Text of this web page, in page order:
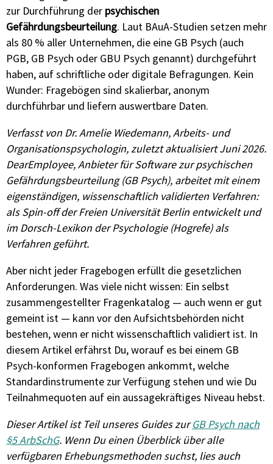
zur Durchführung der psychischen
Gefährdungsbeurteilung. Laut BAuA-Studien setzen mehr
als 80 % aller Unternehmen, die eine GB Psych (auch
PGB, GB Psych oder GBU Psych genannt) durchgeführt
haben, auf schriftliche oder digitale Befragungen. Kein
Wunder: Fragebögen sind skalierbar, anonym
durchführbar und liefern auswertbare Daten.
Verfasst von Dr. Amelie Wiedemann, Arbeits- und
Organisationspsychologin, zuletzt aktualisiert Juni 2026.
DearEmployee, Anbieter für Software zur psychischen
Gefährdungsbeurteilung (GB Psych), arbeitet mit einem
eigenständigen, wissenschaftlich validierten Verfahren:
als Spin-off der Freien Universität Berlin entwickelt und
im Dorsch-Lexikon der Psychologie (Hogrefe) als
Verfahren geführt.
Aber nicht jeder Fragebogen erfüllt die gesetzlichen
Anforderungen. Was viele nicht wissen: Ein selbst
zusammengestellter Fragenkatalog — auch wenn er gut
gemeint ist — kann vor den Aufsichtsbehörden nicht
bestehen, wenn er nicht wissenschaftlich validiert ist. In
diesem Artikel erfährst Du, worauf es bei einem GB
Psych-konformen Fragebogen ankommt, welche
Standardinstrumente zur Verfügung stehen und wie Du
Teilnahmequoten auf ein aussagekräftiges Niveau hebst.
Dieser Artikel ist Teil unseres Guides zurGB Psych nach
§5 ArbSchG. Wenn Du einen Überblick über alle
verfügbaren Erhebungsmethoden suchst, lies auch